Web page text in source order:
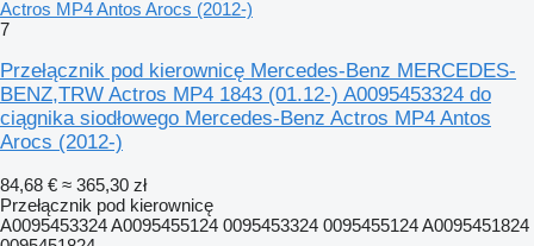
Actros MP4 Antos Arocs (2012-)
7
Przełącznik pod kierownicę Mercedes-Benz MERCEDES-
BENZ,TRW Actros MP4 1843 (01.12-) A0095453324 do
ciągnika siodłowego Mercedes-Benz Actros MP4 Antos
Arocs (2012-)
84,68 € ≈ 365,30 zł
Przełącznik pod kierownicę
A0095453324 A0095455124 0095453324 0095455124 A0095451824